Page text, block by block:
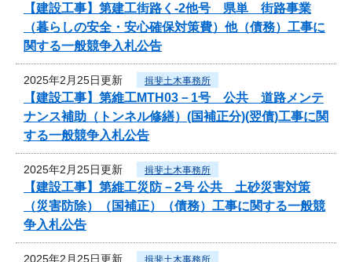
【建設工事】第建工街路く-2他号 県単 街路事業
（暮らしの安全・安心確保対策費）他（債務）工事に
関する一般競争入札公告
2025年2月25日更新 揖斐土木事務所
【建設工事】第維工MTH03－1号 公共 道路メンテ
ナンス補助（トンネル修繕）(国補正分)(翌債)工事に関
する一般競争入札公告
2025年2月25日更新 揖斐土木事務所
【建設工事】第維工災防－2号 公共 土砂災害対策
（災害防除）（国補正）（債務）工事に関する一般競
争入札公告
2025年2月25日更新 揖斐土木事務所